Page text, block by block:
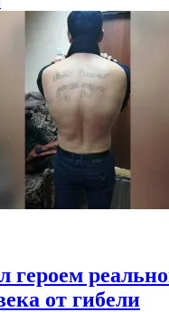
героем
от гибели